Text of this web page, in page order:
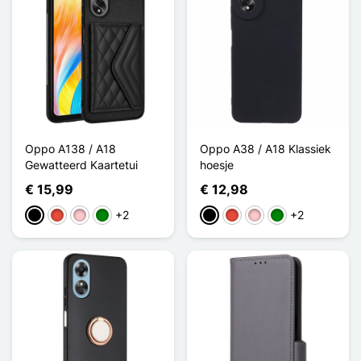
Oppo A138 / A18
Gewatteerd Kaartetui
€ 15,99
ZwartRoodRozeGroen
+2
Oppo A38 / A18 Klassiek
hoesje
€ 12,98
ZwartRoodRozeGroen
+2